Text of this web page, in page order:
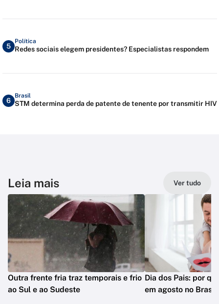
5
Política
Redes sociais elegem presidentes? Especialistas respondem
6
Brasil
STM determina perda de patente de tenente por transmitir HIV
Leia mais Ver tudo
Outra frente fria traz temporais e frio
ao Sul e ao Sudeste
Dia dos Pais: por
em agosto no